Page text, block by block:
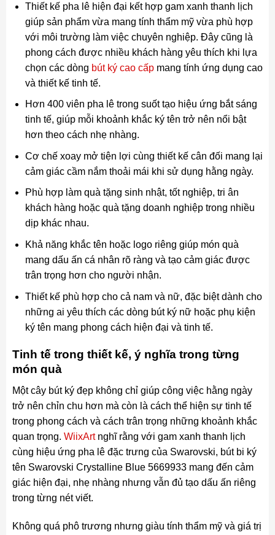
Thiết kế pha lê hiện đại kết hợp gam xanh thanh lịch
giúp sản phẩm vừa mang tính thẩm mỹ vừa phù hợp
với môi trường làm việc chuyên nghiệp. Đây cũng là
phong cách được nhiều khách hàng yêu thích khi lựa
chọn các dòng bút ký cao cấpmang tính ứng dụng cao
và thiết kế tinh tế.
Hơn 400 viên pha lê trong suốt tạo hiệu ứng bắt sáng
tinh tế, giúp mỗi khoảnh khắc ký tên trở nên nổi bật
hơn theo cách nhẹ nhàng.
Cơ chế xoay mở tiện lợi cùng thiết kế cân đối mang lại
cảm giác cầm nắm thoải mái khi sử dụng hằng ngày.
Phù hợp làm quà tặng sinh nhật, tốt nghiệp, tri ân
khách hàng hoặc quà tặng doanh nghiệp trong nhiều
dịp khác nhau.
Khả năng khắc tên hoặc logo riêng giúp món quà
mang dấu ấn cá nhân rõ ràng và tạo cảm giác được
trân trọng hơn cho người nhận.
Thiết kế phù hợp cho cả nam và nữ, đặc biệt dành cho
những ai yêu thích các dòng bút ký nữ hoặc phụ kiện
ký tên mang phong cách hiện đại và tinh tế.
Tinh tế trong thiết kế, ý nghĩa trong từng
món quà
Một cây bút ký đẹp không chỉ giúp công việc hằng ngày
trở nên chỉn chu hơn mà còn là cách thể hiện sự tinh tế
trong phong cách và cách trân trọng những khoảnh khắc
quan trọng. WiixArtnghĩ rằng với gam xanh thanh lịch
cùng hiệu ứng pha lê đặc trưng của Swarovski, bút bi ký
tên Swarovski Crystalline Blue 5669933 mang đến cảm
giác hiện đại, nhẹ nhàng nhưng vẫn đủ tạo dấu ấn riêng
trong từng nét viết.
Không quá phô trương nhưng giàu tính thẩm mỹ và giá trị